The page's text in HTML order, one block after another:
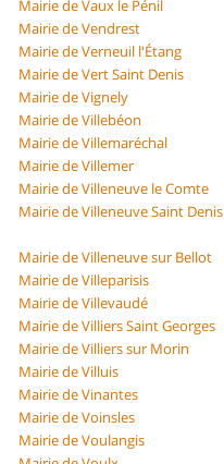
Mairie de Vaux le Pénil
Mairie de Vendrest
Mairie de Verneuil l'Étang
Mairie de Vert Saint Denis
Mairie de Vignely
Mairie de Villebéon
Mairie de Villemaréchal
Mairie de Villemer
Mairie de Villeneuve le Comte
Mairie de Villeneuve Saint Denis
Mairie de Villeneuve sur Bellot
Mairie de Villeparisis
Mairie de Villevaudé
Mairie de Villiers Saint Georges
Mairie de Villiers sur Morin
Mairie de Villuis
Mairie de Vinantes
Mairie de Voinsles
Mairie de Voulangis